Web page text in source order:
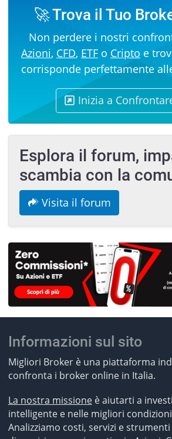
🚀 Trova il Tuo
Non perdere i nostri
Azioni, CFD, ETF o Cripto e
corrisponde perfettamente
Inizia a
Esplora il forum,
scambia con la
Visita il forum
Informazioni sul sito
Migliori Broker è una piattaforma
confronta i broker online in Italia.
La nostra missioneè aiutarti a
intelligente e nelle migliori
Analizziamo costi, servizi e strumenti